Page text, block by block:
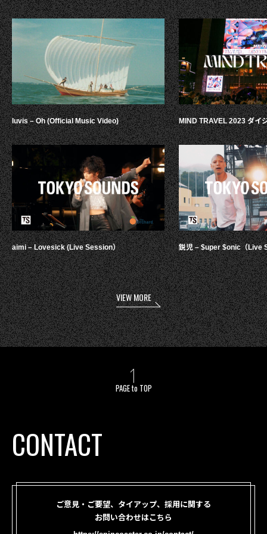
luvis – Oh (Official Music Video)
aimi – Lovesick (Live Session）
MIND TRAVEL 2023 ダイ
鋭児 – $uper $onic（Live
VIEW MORE
PAGE to TOP
CONTACT
ご意見・ご要望、タイアップ、採用に関する
お問い合わせはこちら